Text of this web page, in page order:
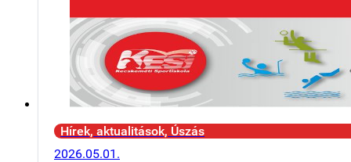
Hírek, aktualitások, Úszás
2026.05.01.